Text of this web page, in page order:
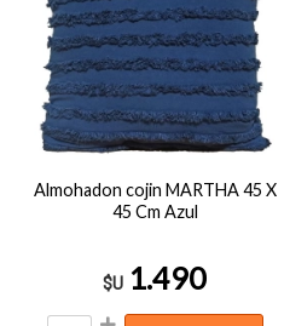
Almohadon cojin MARTHA 45 X
45 Cm Azul
$U 1.490